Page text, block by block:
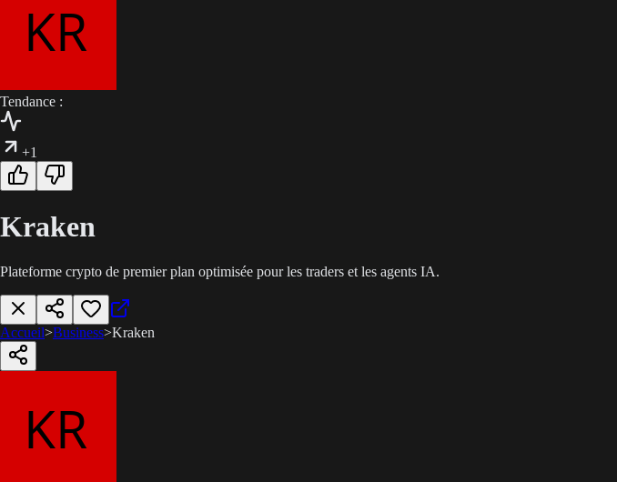
Tendance :
+1
Kraken
Plateforme crypto de premier plan optimisée pour les traders et les agents IA.
Accueil>Business>Kraken